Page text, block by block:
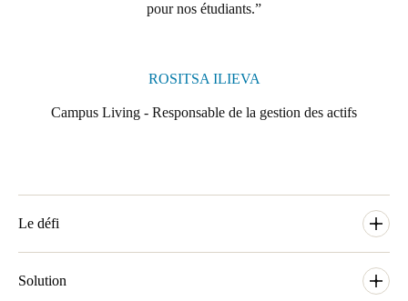
Poland
Denmark
Danskere
pour nos étudiants.
ROSITSA ILIEVA
Campus Living - Responsable de la gestion des actifs
Le défi
Living s’est tourné vers Salto pour trouver une solution de
Solution